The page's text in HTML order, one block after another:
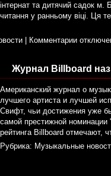
інтернат та дитячий садок м.
читання у ранньому віці. Ця
Комментарии
Журнал Billboard
Американский журнал о
лучшего артиста и лучшей
Свифт, чьи достижения уже
самой престижной номинации
рейтинга Billboard отмечают,
Рубрика: Музыкальные